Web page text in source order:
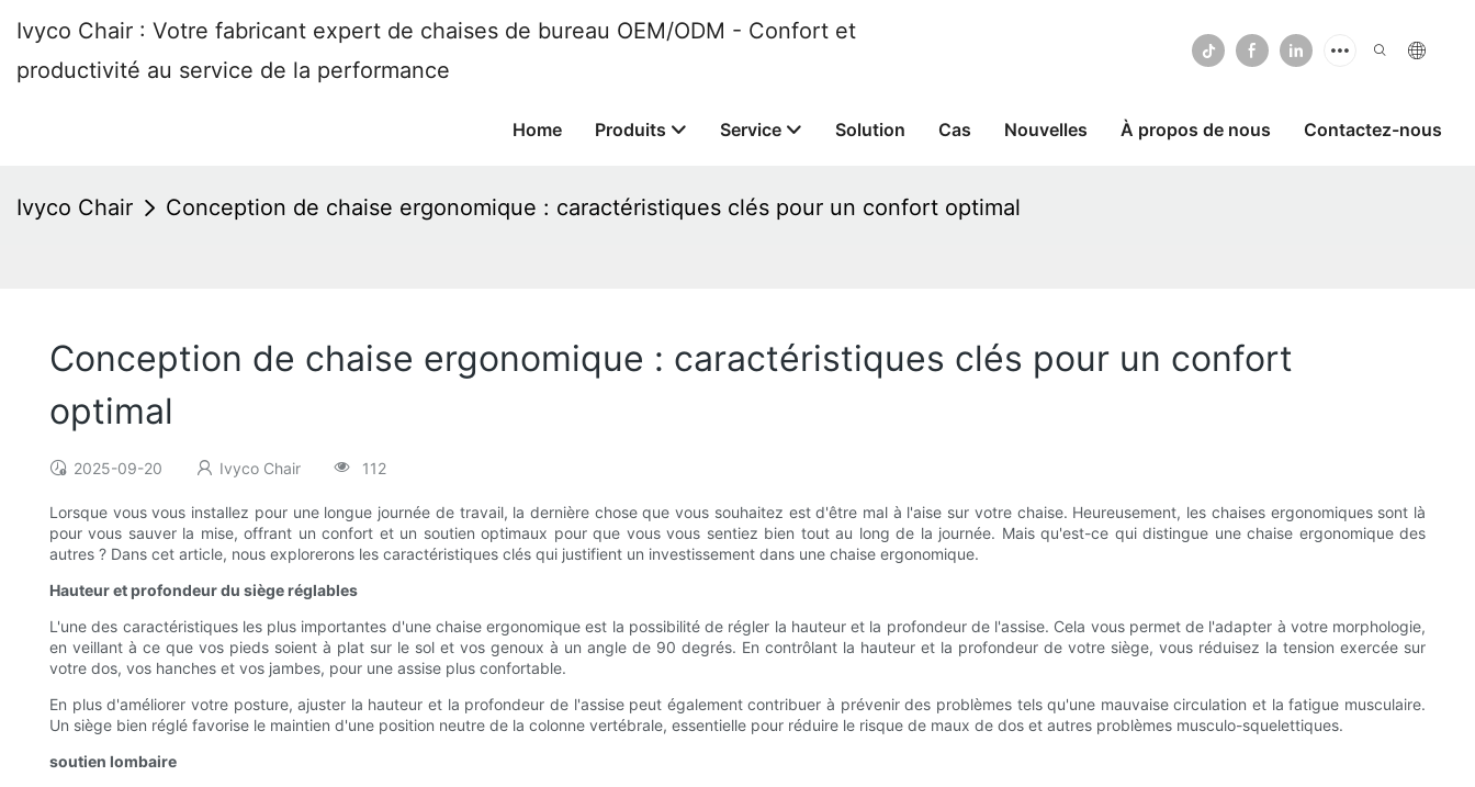
Ivyco Chair : Votre fabricant expert de chaises de bureau OEM/ODM - Confort et
productivité au service de la performance
Home Produits Service Solution Cas Nouvelles À propos de nous Contactez-nous
Ivyco Chair Conception de chaise ergonomique : caractéristiques clés pour un confort optimal
Conception de chaise ergonomique : caractéristiques clés pour un confort
optimal
2025-09-20 Ivyco Chair 112
Lorsque vous vous installez pour une longue journée de travail, la dernière chose que vous souhaitez est d'être mal à l'aise sur votre chaise. Heureusement, les chaises ergonomiques sont là
pour vous sauver la mise, offrant un confort et un soutien optimaux pour que vous vous sentiez bien tout au long de la journée. Mais qu'est-ce qui distingue une chaise ergonomique des
autres ? Dans cet article, nous explorerons les caractéristiques clés qui justifient un investissement dans une chaise ergonomique.
Hauteur et profondeur du siège réglables
L'une des caractéristiques les plus importantes d'une chaise ergonomique est la possibilité de régler la hauteur et la profondeur de l'assise. Cela vous permet de l'adapter à votre morphologie,
en veillant à ce que vos pieds soient à plat sur le sol et vos genoux à un angle de 90 degrés. En contrôlant la hauteur et la profondeur de votre siège, vous réduisez la tension exercée sur
votre dos, vos hanches et vos jambes, pour une assise plus confortable.
En plus d'améliorer votre posture, ajuster la hauteur et la profondeur de l'assise peut également contribuer à prévenir des problèmes tels qu'une mauvaise circulation et la fatigue musculaire.
Un siège bien réglé favorise le maintien d'une position neutre de la colonne vertébrale, essentielle pour réduire le risque de maux de dos et autres problèmes musculo-squelettiques.
soutien lombaire